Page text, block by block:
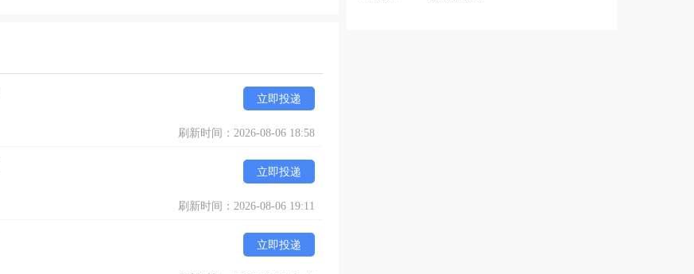
立即投递
刷新时间：2026-08-06 18:58
立即投递
刷新时间：2026-08-06 19:11
立即投递